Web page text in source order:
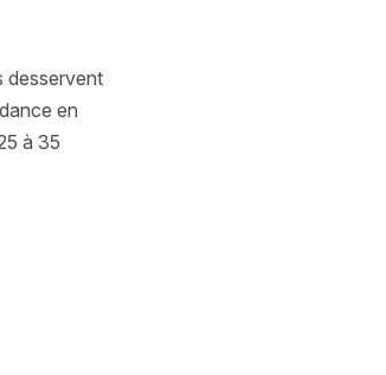
desservent
en
à 35